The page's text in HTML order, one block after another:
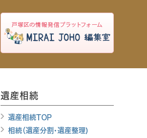
遺産相続
遺産相続TOP
相続（遺産分割・遺産整理)